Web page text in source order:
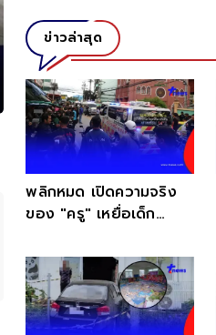
ข่าวล่าสุด
พลิกหมด เปิดความจริง
ของ "ครู" เหยื่อเด็ก